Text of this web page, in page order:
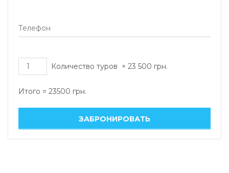
Количество туров × 23 500 грн.
Итого = 23500 грн.